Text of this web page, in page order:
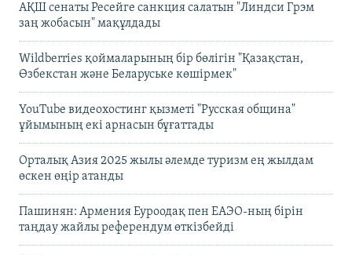
АҚШ сенаты Ресейге санкция салатын "Линдси Грэм
заң жобасын" мақұлдады
Wildberries қоймаларының бір бөлігін "Қазақстан,
Өзбекстан және Беларуське көшірмек"
YouTube видеохостинг қызметі "Русская община"
ұйымының екі арнасын бұғаттады
Орталық Азия 2025 жылы әлемде туризм ең жылдам
өскен өңір атанды
Пашинян: Армения Еуроодақ пен ЕАЭО-ның бірін
таңдау жайлы референдум өткізбейді